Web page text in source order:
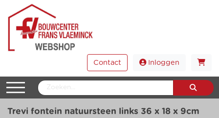
Contact Inloggen
Trevi fontein natuursteen links 36 x 18 x 9cm